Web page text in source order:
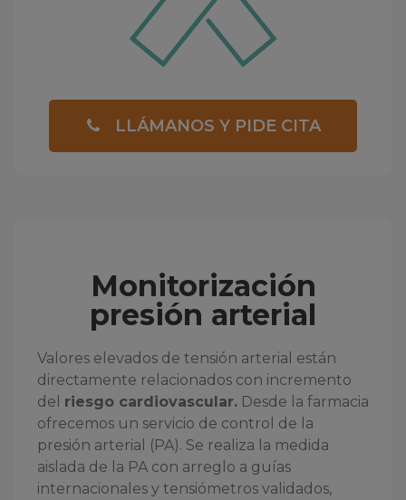
LLÁMANOS Y PIDE CITA
Monitorización
presión arterial
Valores elevados de tensión arterial están
directamente relacionados con incremento
del riesgo cardiovascular. Desde la farmacia
ofrecemos un servicio de control de la
presión arterial (PA). Se realiza la medida
aislada de la PA con arreglo a guías
internacionales y tensiómetros validados,